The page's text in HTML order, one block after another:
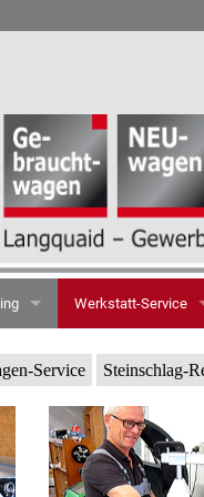
Werkstatt-Service
Unfall-
3D-Achsvermessung
Reifen-Service
Service Steinschlag-